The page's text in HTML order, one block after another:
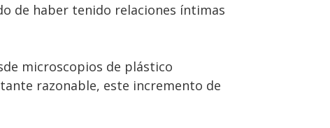
de haber tenido relaciones íntimas
microscopios de plástico
razonable, este incremento de